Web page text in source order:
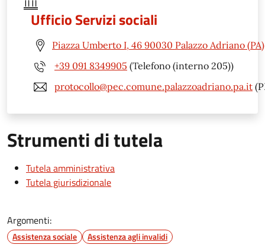
Ufficio Servizi sociali
Piazza Umberto I, 46 90030 Palazzo Adriano (PA)
+39 091 8349905 (Telefono (interno 205))
protocollo@pec.comune.palazzoadriano.pa.it
Strumenti di tutela
Tutela amministrativa
Tutela giurisdizionale
Argomenti:
Assistenza sociale Assistenza agli invalidi